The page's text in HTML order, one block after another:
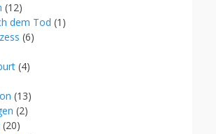
(12)
dem Tod (1)
(6)
(4)
(13)
(2)
(20)